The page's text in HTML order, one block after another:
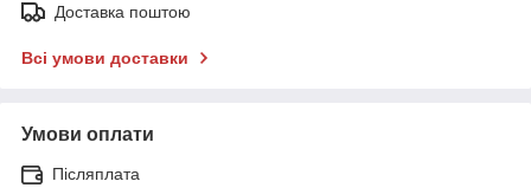
Доставка поштою
Всі умови доставки
Умови оплати
Післяплата